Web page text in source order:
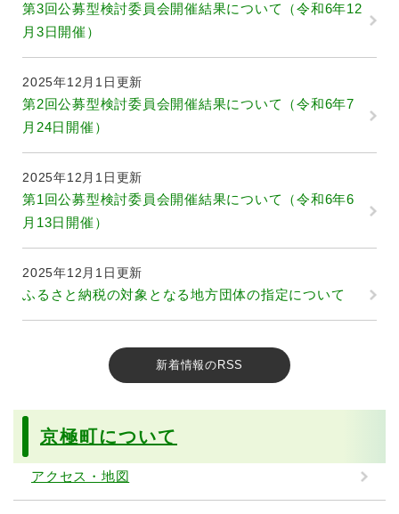
第3回公募型検討委員会開催結果について（令和6年12
月3日開催）
2025年12月1日更新
第2回公募型検討委員会開催結果について（令和6年7
月24日開催）
2025年12月1日更新
第1回公募型検討委員会開催結果について（令和6年6
月13日開催）
2025年12月1日更新
ふるさと納税の対象となる地方団体の指定について
新着情報のRSS
京極町について
アクセス・地図